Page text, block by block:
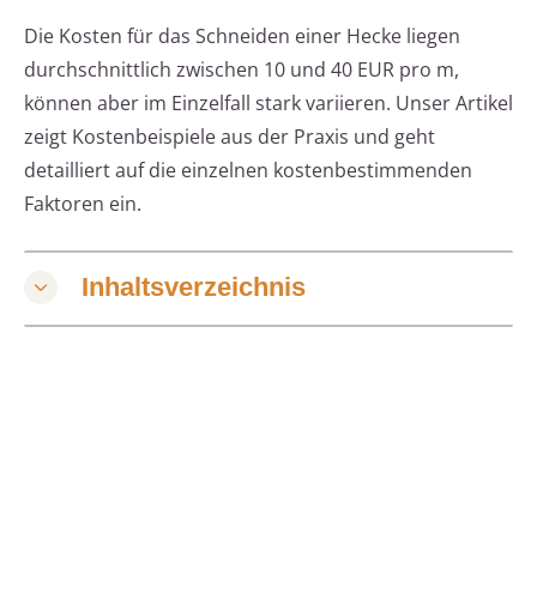
Die Kosten für das Schneiden einer Hecke liegen
durchschnittlich zwischen 10 und 40 EUR pro m,
können aber im Einzelfall stark variieren. Unser Artikel
zeigt Kostenbeispiele aus der Praxis und geht
detailliert auf die einzelnen kostenbestimmenden
Faktoren ein.
Inhaltsverzeichnis